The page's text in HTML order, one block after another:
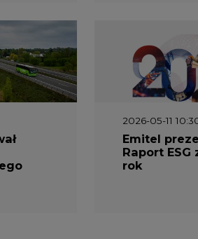
2026-05-11
Emitel
Raport ESG
rok